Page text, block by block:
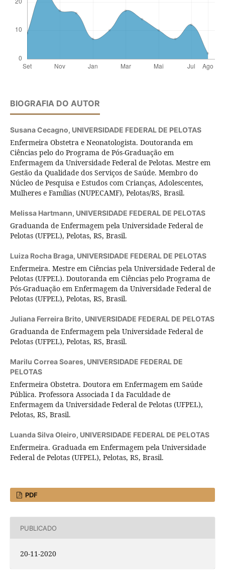
BIOGRAFIA DO AUTOR
Susana Cecagno, UNIVERSIDADE FEDERAL DE PELOTAS
Enfermeira Obstetra e Neonatologista. Doutoranda em
Ciências pelo do Programa de Pós-Graduação em
Enfermagem da Universidade Federal de Pelotas. Mestre em
Gestão da Qualidade dos Serviços de Saúde. Membro do
Núcleo de Pesquisa e Estudos com Crianças, Adolescentes,
Mulheres e Famílias (NUPECAMF), Pelotas/RS, Brasil.
Melissa Hartmann, UNIVERSIDADE FEDERAL DE PELOTAS
Graduanda de Enfermagem pela Universidade Federal de
Pelotas (UFPEL), Pelotas, RS, Brasil.
Luiza Rocha Braga, UNIVERSIDADE FEDERAL DE PELOTAS
Enfermeira. Mestre em Ciências pela Universidade Federal de
Pelotas (UFPEL). Doutoranda em Ciências pelo Programa de
Pós-Graduação em Enfermagem da Universidade Federal de
Pelotas (UFPEL), Pelotas, RS, Brasil.
Juliana Ferreira Brito, UNIVERSIDADE FEDERAL DE PELOTAS
Graduanda de Enfermagem pela Universidade Federal de
Pelotas (UFPEL), Pelotas, RS, Brasil.
Marilu Correa Soares, UNIVERSIDADE FEDERAL DE
PELOTAS
Enfermeira Obstetra. Doutora em Enfermagem em Saúde
Pública. Professora Associada I da Faculdade de
Enfermagem da Universidade Federal de Pelotas (UFPEL),
Pelotas, RS, Brasil.
Luanda Silva Oleiro, UNIVERSIDADE FEDERAL DE PELOTAS
Enfermeira. Graduada em Enfermagem pela Universidade
Federal de Pelotas (UFPEL), Pelotas, RS, Brasil.
PDF
PUBLICADO
20-11-2020